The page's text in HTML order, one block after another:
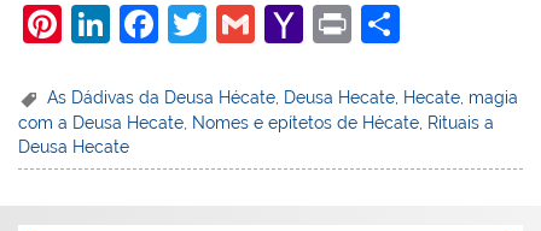
Pi
er
e
st
Li
k
e
dI
F
c
e
b
T
itt
er
G
ai
l
Y
h
o
o
Pr
t
ar
e
As Dádivas da Deusa Hécate Deusa Hecate Hecate magia
com a Deusa Hecate, Nomes e epítetos de Hécate, Rituais a
Deusa Hecate